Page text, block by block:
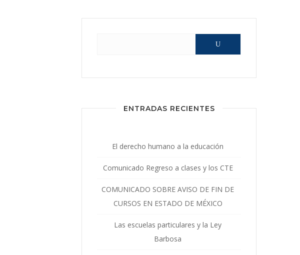
ENTRADAS RECIENTES
El derecho humano a la educación
Comunicado Regreso a clases y los CTE
COMUNICADO SOBRE AVISO DE FIN DE
CURSOS EN ESTADO DE MÉXICO
Las escuelas particulares y la Ley
Barbosa